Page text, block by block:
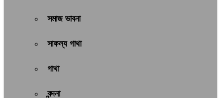
সমাজ ভাবনা
সাফল্য গাথা
গাথা
বন্দনা